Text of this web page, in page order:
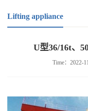
Lifting appliance
U型36/16t、
Time：2022-